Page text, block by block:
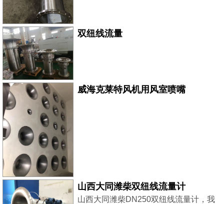
双纽线流量
威海克莱特风机用风室喷嘴
山西大同潍柴双纽线流量计
山西大同潍柴DN250双纽线流量计，我